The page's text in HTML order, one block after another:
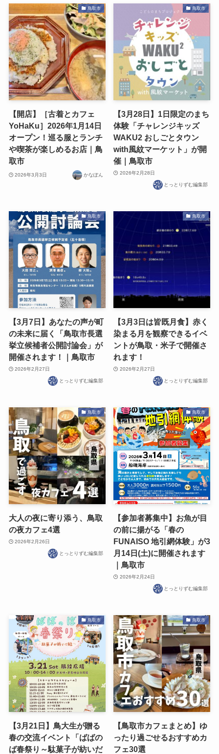
鳥取市
【開店】［古着とカフェ
YoHaKu］2026年1月14日
オープン！巡る服とランチ
や喫茶が楽しめるお店｜鳥
取市
2026年3月3日 かなぽん
鳥取市
【3月28日】1日限定のまち
体験「チャレンジキッズ
WAKU2 おしごとタウン
with風紋マーケット」が開
催｜鳥取市
2026年2月28日
とっとりずむ編集部
鳥取市
【3月7日】あなたの声が町
の未来に届く「鳥取市長選
挙立候補者公開討論会」が
開催されます！｜鳥取市
2026年2月27日
とっとりずむ編集部
鳥取市
【3月3日は皆既月食】赤く
染まる月を観察できるイベ
ントが鳥取・米子で開催さ
れます！
2026年2月27日
とっとりずむ編集部
鳥取市
大人の夜に寄り添う、鳥取
の夜カフェ4選
2026年2月26日
とっとりずむ編集部
鳥取市
【参加者募集中】お魚が目
の前に揚がる「春の
FUNAISO 地引網体験」が3
月14日(土)に開催されます
｜鳥取市
2026年2月24日
とっとりずむ編集部
鳥取市
【3月21日】鳥大生が贈る
春の交流イベント「ばばの
ば春祭り～駄菓子が紡いだ
鳥取市
【鳥取市カフェまとめ】ゆ
ったり過ごせるおすすめカ
フェ30選